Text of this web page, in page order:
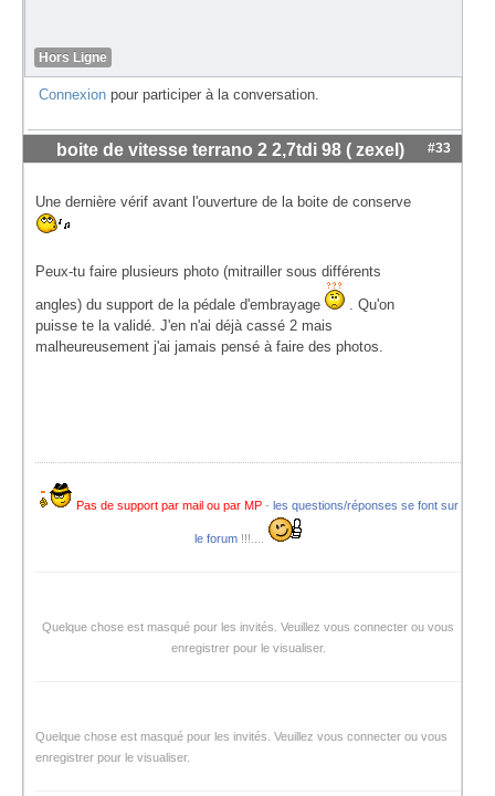
Hors Ligne
Connexion pour participer à la conversation.
boite de vitesse terrano 2 2,7tdi 98 ( zexel) #33
Une dernière vérif avant l'ouverture de la boite de conserve
Peux-tu faire plusieurs photo (mitrailler sous différents
angles) du support de la pédale d'embrayage
. Qu'on
puisse te la validé. J'en n'ai déjà cassé 2 mais
malheureusement j'ai jamais pensé à faire des photos.
Pas de support par mail ou par MP- les questions/réponses se font sur
le forum!!!....
Quelque chose est masqué pour les invités. Veuillez vous connecter ou vous
enregistrer pour le visualiser.
Quelque chose est masqué pour les invités. Veuillez vous connecter ou vous
enregistrer pour le visualiser.